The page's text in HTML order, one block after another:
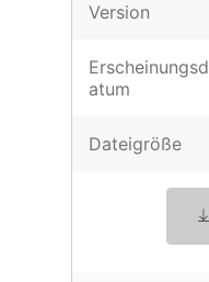
Version
Erscheinungsd
atum
Dateigröße